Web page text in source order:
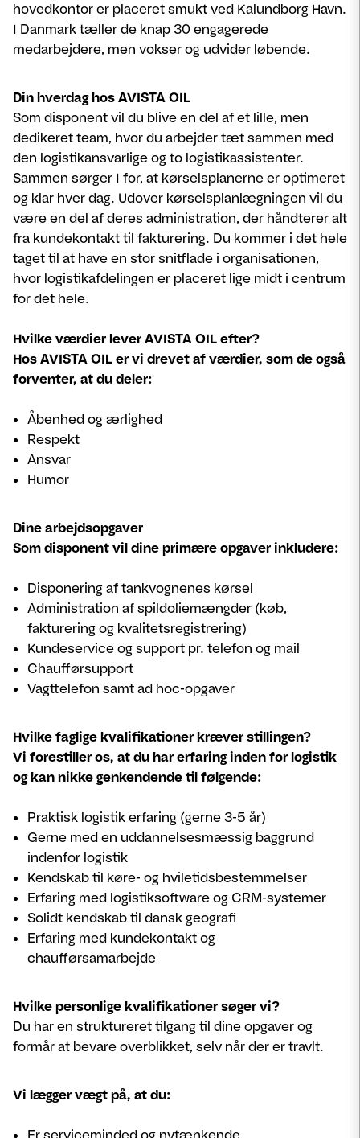
hovedkontor er placeret smukt ved Kalundborg Havn.
I Danmark tæller de knap 30 engagerede
medarbejdere, men vokser og udvider løbende.
Din hverdag hos AVISTA OIL
Som disponent vil du blive en del af et lille, men
dedikeret team, hvor du arbejder tæt sammen med
den logistikansvarlige og to logistikassistenter.
Sammen sørger I for, at kørselsplanerne er optimeret
og klar hver dag. Udover kørselsplanlægningen vil du
være en del af deres administration, der håndterer alt
fra kundekontakt til fakturering. Du kommer i det hele
taget til at have en stor snitflade i organisationen,
hvor logistikafdelingen er placeret lige midt i centrum
for det hele.
Hvilke værdier lever AVISTA OIL efter?
Hos AVISTA OIL er vi drevet af værdier, som de også
forventer, at du deler:
Åbenhed og ærlighed
Respekt
Ansvar
Humor
Dine arbejdsopgaver
Som disponent vil dine primære opgaver inkludere:
Disponering af tankvognenes kørsel
Administration af spildoliemængder (køb,
fakturering og kvalitetsregistrering)
Kundeservice og support pr. telefon og mail
Chaufførsupport
Vagttelefon samt ad hoc-opgaver
Hvilke faglige kvalifikationer kræver stillingen?
Vi forestiller os, at du har erfaring inden for logistik
og kan nikke genkendende til følgende:
Praktisk logistik erfaring (gerne 3-5 år)
Gerne med en uddannelsesmæssig baggrund
indenfor logistik
Kendskab til køre- og hviletidsbestemmelser
Erfaring med logistiksoftware og CRM-systemer
Solidt kendskab til dansk geografi
Erfaring med kundekontakt og
chaufførsamarbejde
Hvilke personlige kvalifikationer søger vi?
Du har en struktureret tilgang til dine opgaver og
formår at bevare overblikket, selv når der er travlt.
Vi lægger vægt på, at du:
Er serviceminded og nytænkende